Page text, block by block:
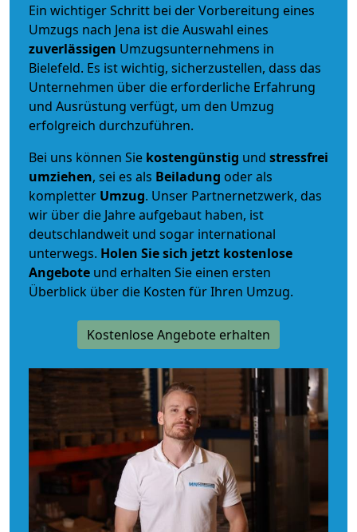
Ein wichtiger Schritt bei der Vorbereitung eines
Umzugs nach Jena ist die Auswahl eines
zuverlässigen Umzugsunternehmens in
Bielefeld. Es ist wichtig, sicherzustellen, dass das
Unternehmen über die erforderliche Erfahrung
und Ausrüstung verfügt, um den Umzug
erfolgreich durchzuführen.
Bei uns können Sie kostengünstig und stressfrei
umziehen, sei es als Beiladung oder als
kompletter Umzug. Unser Partnernetzwerk, das
wir über die Jahre aufgebaut haben, ist
deutschlandweit und sogar international
unterwegs. Holen Sie sich jetzt kostenlose
Angebote und erhalten Sie einen ersten
Überblick über die Kosten für Ihren Umzug.
Kostenlose Angebote erhalten